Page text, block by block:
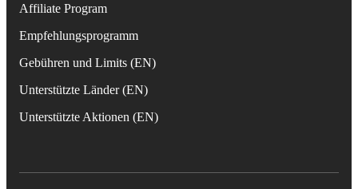
Affiliate Program
Empfehlungsprogramm
Gebühren und Limits (EN)
Unterstützte Länder (EN)
Unterstützte Aktionen (EN)